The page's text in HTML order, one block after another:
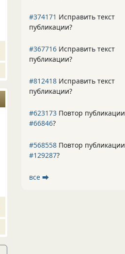
#374171 Исправить текст
публикации?
#367716 Исправить текст
публикации?
#812418 Исправить текст
публикации?
#623173 Повтор публикации
#66846?
#568558 Повтор публикации
#129287?
все ⮕